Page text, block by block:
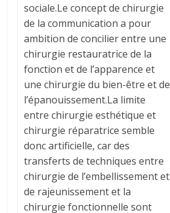
sociale.Le concept de chirurgie
de la communication a pour
ambition de concilier entre une
chirurgie restauratrice de la
fonction et de l’apparence et
une chirurgie du bien-être et de
l’épanouissement.La limite
entre chirurgie esthétique et
chirurgie réparatrice semble
donc artificielle, car des
transferts de techniques entre
chirurgie de l’embellissement et
de rajeunissement et la
chirurgie fonctionnelle sont